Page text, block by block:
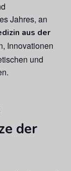
Jahres, an
aus der
Innovationen
und
der